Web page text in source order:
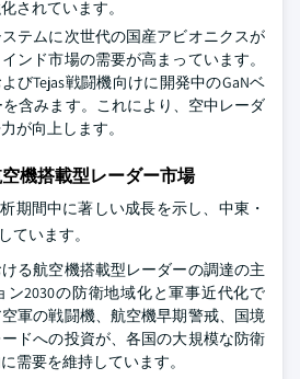
されています。
テムに次世代の国産アビオニクスが
ンド市場の需要が高まっています。
びTejas戦闘機向けに開発中のGaNベ
を含みます。これにより、空中レーダ
が向上します。
機搭載型レーダー市場
期間中に著しい成長を示し、中東・
ています。
る航空機搭載型レーダーの調達の主
ン2030の防衛地域化と軍事近代化で
軍の戦闘機、航空機早期警戒、国境
ドへの投資が、各国の大規模な防衛
需要を維持しています。